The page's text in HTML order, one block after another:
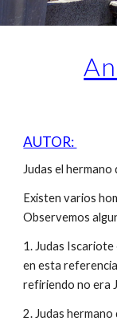
AUTOR:
Judas el hermano
Existen varios
Observemos
1. Judas Iscariote
en esta
refiriendo no era
2. Judas